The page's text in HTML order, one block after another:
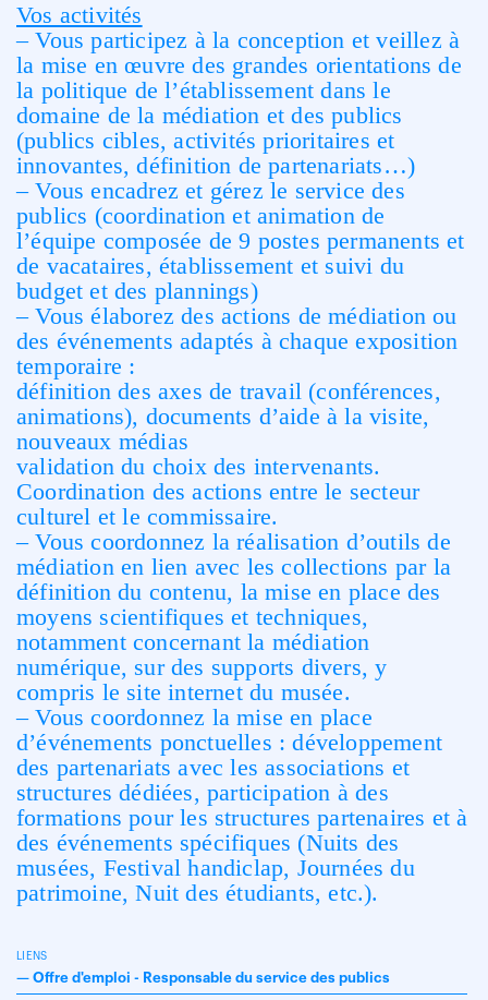
Vos activités
– Vous participez à la conception et veillez à
la mise en œuvre des grandes orientations de
la politique de l’établissement dans le
domaine de la médiation et des publics
(publics cibles, activités prioritaires et
innovantes, définition de partenariats…)
– Vous encadrez et gérez le service des
publics (coordination et animation de
l’équipe composée de 9 postes permanents et
de vacataires, établissement et suivi du
budget et des plannings)
– Vous élaborez des actions de médiation ou
des événements adaptés à chaque exposition
temporaire :
définition des axes de travail (conférences,
animations), documents d’aide à la visite,
nouveaux médias
validation du choix des intervenants.
Coordination des actions entre le secteur
culturel et le commissaire.
– Vous coordonnez la réalisation d’outils de
médiation en lien avec les collections par la
définition du contenu, la mise en place des
moyens scientifiques et techniques,
notamment concernant la médiation
numérique, sur des supports divers, y
compris le site internet du musée.
– Vous coordonnez la mise en place
d’événements ponctuelles : développement
des partenariats avec les associations et
structures dédiées, participation à des
formations pour les structures partenaires et à
des événements spécifiques (Nuits des
musées, Festival handiclap, Journées du
patrimoine, Nuit des étudiants, etc.).
LIENS
— Offre d'emploi - Responsable du service des publics